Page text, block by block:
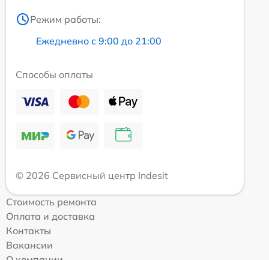
Режим работы:
Ежедневно с 9:00 до 21:00
Способы оплаты
© 2026 Сервисный центр Indesit
Стоимость ремонта
Оплата и доставка
Контакты
Вакансии